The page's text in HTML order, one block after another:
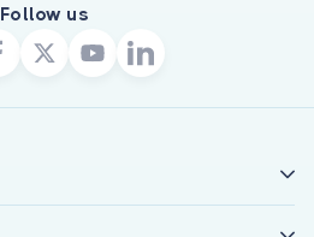
Follow us